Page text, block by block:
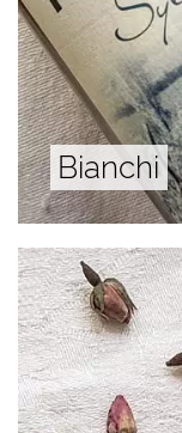
Bianchi